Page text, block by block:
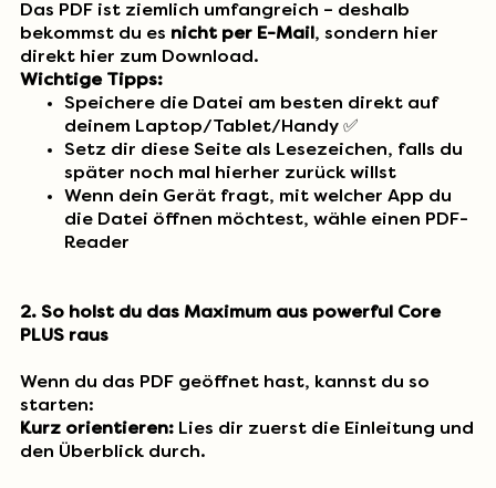
Das PDF ist ziemlich umfangreich – deshalb
bekommst du es nicht per E-Mail, sondern hier
direkt hier zum Download.
Wichtige Tipps:
Speichere die Datei am besten direkt auf
deinem Laptop/Tablet/Handy ✅
Setz dir diese Seite als Lesezeichen, falls du
später noch mal hierher zurück willst
Wenn dein Gerät fragt, mit welcher App du
die Datei öffnen möchtest, wähle einen PDF-
Reader
2. So holst du das Maximum aus powerful Core
PLUS raus
Wenn du das PDF geöffnet hast, kannst du so
starten:
Kurz orientieren: Lies dir zuerst die Einleitung und
den Überblick durch.